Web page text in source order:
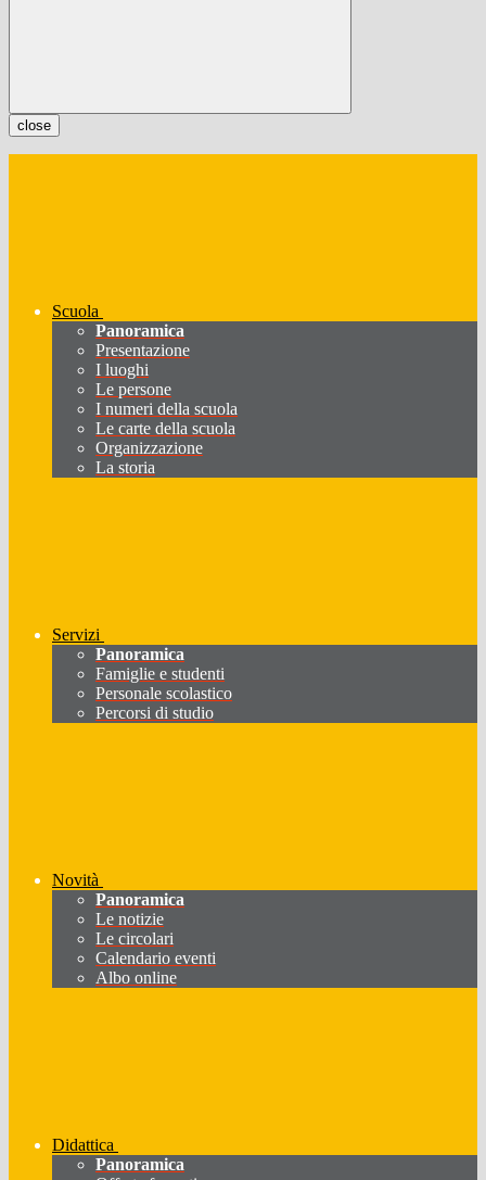
close
Scuola
Panoramica
Presentazione
I luoghi
Le persone
I numeri della scuola
Le carte della scuola
Organizzazione
La storia
Servizi
Panoramica
Famiglie e studenti
Personale scolastico
Percorsi di studio
Novità
Panoramica
Le notizie
Le circolari
Calendario eventi
Albo online
Didattica
Panoramica